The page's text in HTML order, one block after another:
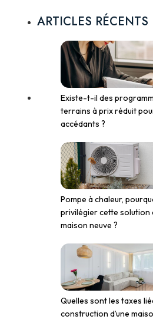
ARTICLES RÉCENTS
Existe-t-il des
terrains à prix réduit
accédants ?
Pompe à chaleur,
privilégier cette solution
maison neuve ?
Quelles sont les taxes
construction d’une